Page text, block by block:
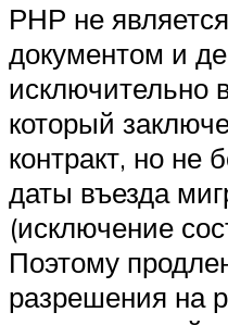
РНР не
документом и
исключительно
который
контракт, но не
даты въезда
(исключение
Поэтому
разрешения на